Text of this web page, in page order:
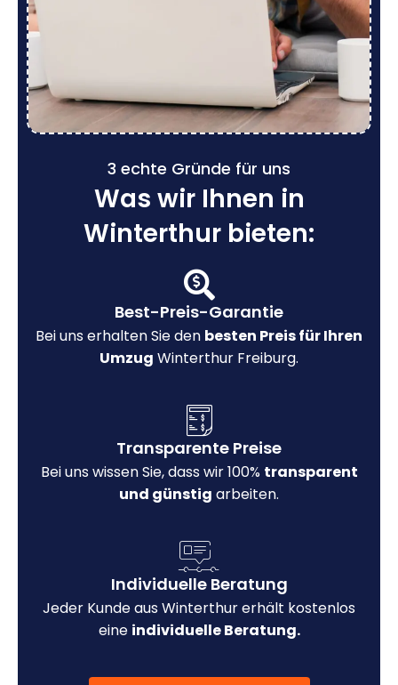
3 echte Gründe für uns
Was wir Ihnen in
Winterthur bieten:
Best-Preis-Garantie
Bei uns erhalten Sie den besten Preis für Ihren
Umzug Winterthur Freiburg.
Transparente Preise
Bei uns wissen Sie, dass wir 100% transparent
und günstig arbeiten.
Individuelle Beratung
Jeder Kunde aus Winterthur erhält kostenlos
eine individuelle Beratung.